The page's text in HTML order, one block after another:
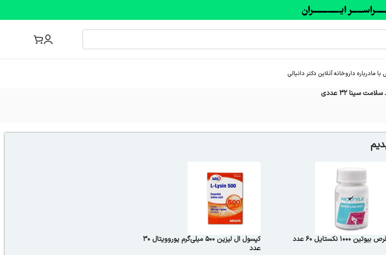
با مادرباره‌ داروخانه آنلاین دکتر دانیالی
سینا 32 عددی
بیوتین 1000 نکستایل 60 عدد
کپسول ال لیزین 500 میلی‌گرم یوروویتال 30
عدد